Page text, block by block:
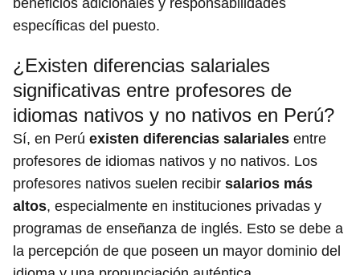
específicas del puesto.
¿Existen diferencias salariales
significativas entre profesores de
idiomas nativos y no nativos en Perú?
Sí, en Perú existen diferencias salariales entre
profesores de idiomas nativos y no nativos. Los
profesores nativos suelen recibir salarios más
altos, especialmente en instituciones privadas y
programas de enseñanza de inglés. Esto se debe a
la percepción de que poseen un mayor dominio del